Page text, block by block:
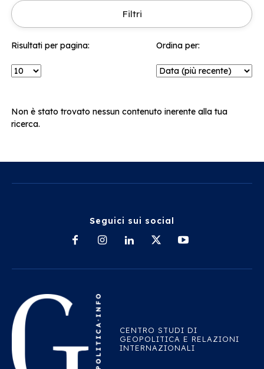
Filtri
Risultati per pagina: Ordina per:
Non è stato trovato nessun contenuto inerente alla tua
ricerca.
Seguici sui social
CENTRO STUDI DI
GEOPOLITICA E RELAZIONI
INTERNAZIONALI